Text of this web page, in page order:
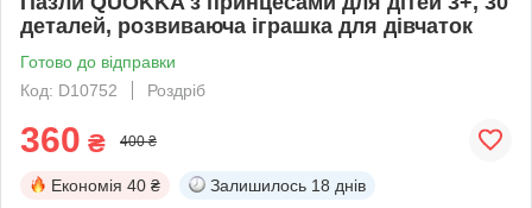
деталей, розвиваюча іграшка для дівчаток
Готово до відправки
Код: D10752
Роздріб
360 ₴ 400 ₴
Економія 40 ₴ Залишилось 18 днів